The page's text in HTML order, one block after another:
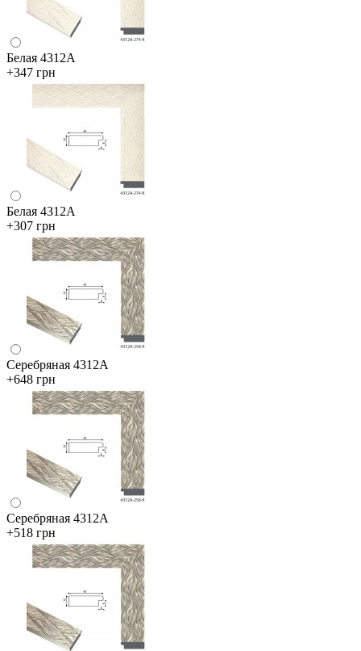
Белая 4312А
+347 грн
Белая 4312А
+307 грн
Серебряная 4312А
+648 грн
Серебряная 4312А
+518 грн